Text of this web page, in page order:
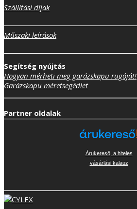
Szállítási díjak
Műszaki leírások
Segítség nyújtás
Hogyan mérheti meg garázskapu rugóját!
Garázskapu méretsegédlet
Partner oldalak
Árukereső, a hiteles
vásárlási kalauz